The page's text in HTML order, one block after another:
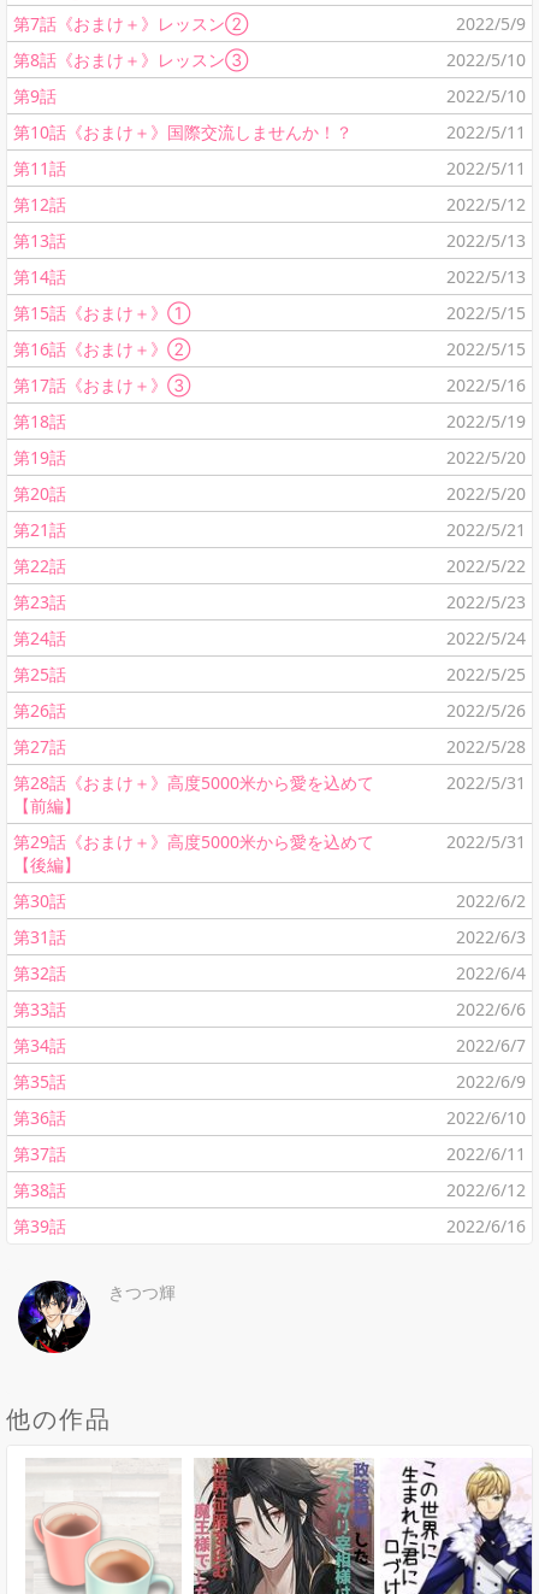
第7話《おまけ＋》レッスン②
2022/5/9
第8話《おまけ＋》レッスン③
2022/5/10
第9話
2022/5/10
第10話《おまけ＋》国際交流しませんか！？
2022/5/11
第11話
2022/5/11
第12話
2022/5/12
第13話
2022/5/13
第14話
2022/5/13
第15話《おまけ＋》①
2022/5/15
第16話《おまけ＋》②
2022/5/15
第17話《おまけ＋》③
2022/5/16
第18話
2022/5/19
第19話
2022/5/20
第20話
2022/5/20
第21話
2022/5/21
第22話
2022/5/22
第23話
2022/5/23
第24話
2022/5/24
第25話
2022/5/25
第26話
2022/5/26
第27話
2022/5/28
第28話《おまけ＋》高度5000米から愛を込めて
【前編】
2022/5/31
第29話《おまけ＋》高度5000米から愛を込めて
【後編】
2022/5/31
第30話
2022/6/2
第31話
2022/6/3
第32話
2022/6/4
第33話
2022/6/6
第34話
2022/6/7
第35話
2022/6/9
第36話
2022/6/10
第37話
2022/6/11
第38話
2022/6/12
第39話
2022/6/16
きつつ輝
他の作品